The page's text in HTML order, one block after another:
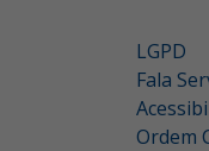
LGPD
Fala
Ordem